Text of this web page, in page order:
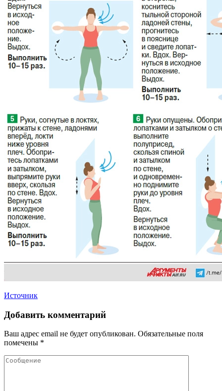
Источник
Добавить комментарий
Ваш адрес email не будет опубликован. Обязательные поля
помечены *